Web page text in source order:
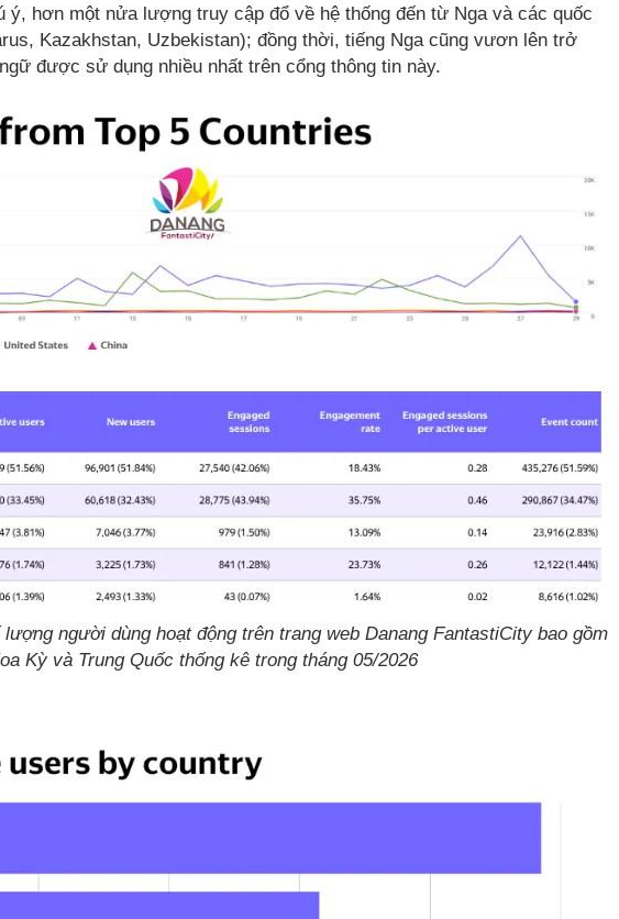
ý, hơn một nửa lượng truy cập đổ về hệ thống đến từ Nga và các quốc
Kazakhstan, Uzbekistan); đồng thời, tiếng Nga cũng vươn lên trở
được sử dụng nhiều nhất trên cổng thông tin này.
người dùng hoạt động trên trang web Danang FantastiCity bao gồm
Kỳ và Trung Quốc thống kê trong tháng 05/2026